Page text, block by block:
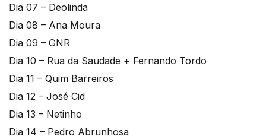
Dia 07 – Deolinda
Dia 08 – Ana Moura
Dia 09 – GNR
Dia 10 – Rua da Saudade + Fernando Tordo
Dia 11 – Quim Barreiros
Dia 12 – José Cid
Dia 13 – Netinho
Dia 14 – Pedro Abrunhosa